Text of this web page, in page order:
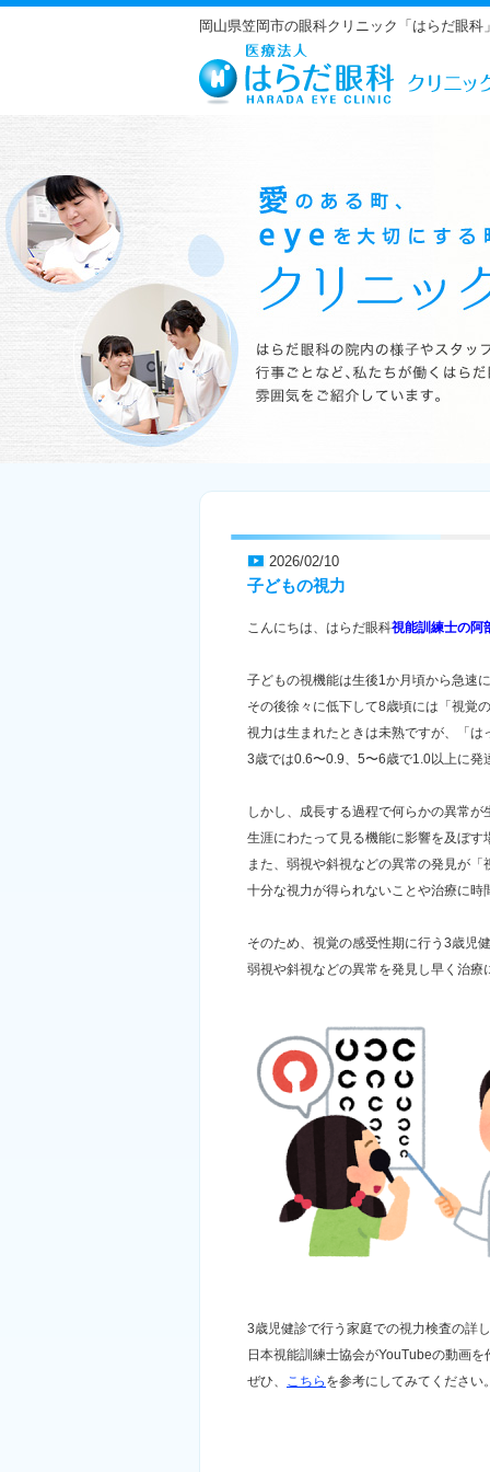
岡山県笠岡市の眼科クリニック「はらだ眼
2026/02/10
子どもの視力
こんにちは、はらだ眼科視能訓練士の阿
子どもの視機能は生後1か月頃から急速
その後徐々に低下して8歳頃には「視覚
視力は生まれたときは未熟ですが、「
3歳では0.6〜0.9、5〜6歳で1.0以上に発
しかし、成長する過程で何らかの異常
生涯にわたって見る機能に影響を及ぼす
また、弱視や斜視などの異常の発見が
十分な視力が得られないことや治療に時
そのため、視覚の感受性期に行う3歳児
弱視や斜視などの異常を発見し早く治療
3歳児健診で行う家庭での視力検査の詳
日本視能訓練士協会がYouTubeの動画を
ぜひ、 こちら を参考にしてみてください